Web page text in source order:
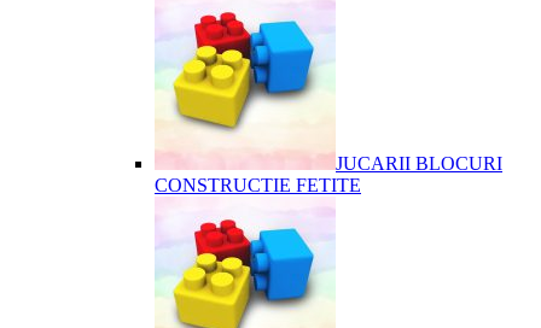
JUCARII BLOCURI
CONSTRUCTIE FETITE